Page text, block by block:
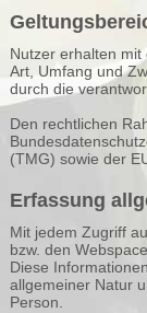
Nutzer erhalten
Art, Umfang und
durch die
Den rechtlichen
(TMG) sowie der
Erfassung
Mit jedem Zugriff
bzw. den
Diese
allgemeiner Natur
Person.